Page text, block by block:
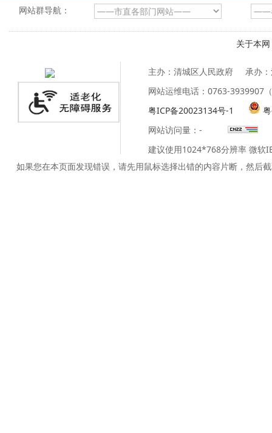
网站群导航：
关于本网
主办：清城区人民政府
承办
网站运维电话：0763-3939907
粤ICP备20023134号-1
网站访问量： -
建议使用1024*768分辨率 微软
如果您在本页面发现错误，请先用鼠标选择出错的内容片断，然后